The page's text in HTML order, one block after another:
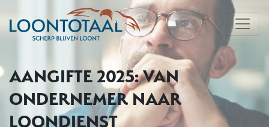
AANGIFTE 2025: VAN
ONDERNEMER NAAR
LOONDIENST